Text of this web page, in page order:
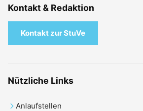
Kontakt & Redaktion
Kontakt zur StuVe
Nützliche Links
Anlaufstellen